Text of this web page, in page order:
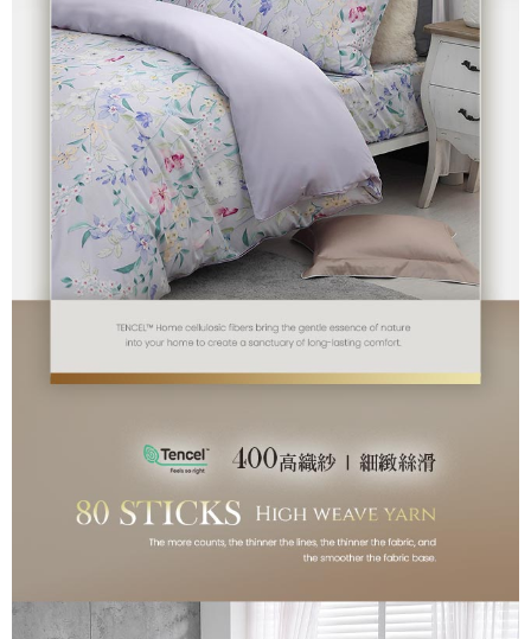
恩沛科技股份有限公司將有權停止該用戶之使用額度並採取法律行動。